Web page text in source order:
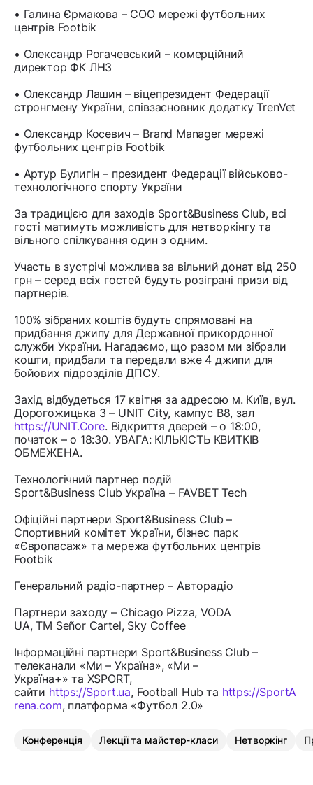
• Галина Єрмакова – COO мережі футбольних
центрів Footbik
• Олександр Рогачевський – комерційний
директор ФК ЛНЗ
• Олександр Лашин – віцепрезидент Федерації
стронгмену України, співзасновник додатку TrenVet
• Олександр Косевич – Brand Manager мережі
футбольних центрів Footbik
• Артур Булигін – президент Федерації військово-
технологічного спорту України
За традицією для заходів Sport&Business Club, всі
гості матимуть можливість для нетворкінгу та
вільного спілкування один з одним.
Участь в зустрічі можлива за вільний донат від 250
грн – серед всіх гостей будуть розіграні призи від
партнерів.
100% зібраних коштів будуть спрямовані на
придбання джипу для Державної прикордонної
служби України. Нагадаємо, що разом ми зібрали
кошти, придбали та передали вже 4 джипи для
бойових підрозділів ДПСУ.
Захід відбудеться 17 квітня за адресою м. Київ, вул.
Дорогожицька 3 – UNIT City, кампус B8, зал
https://UNIT.Core. Відкриття дверей – о 18:00,
початок – о 18:30. УВАГА: КІЛЬКІСТЬ КВИТКІВ
ОБМЕЖЕНА.
Технологічний партнер подій
Sport&Business Club Україна – FAVBET Tech
Офіційні партнери Sport&Business Club –
Спортивний комітет України, бізнес парк
«Європасаж» та мережа футбольних центрів
Footbik
Генеральний радіо-партнер – Авторадіо
Партнери заходу – Chicago Pizza, VODA
UA, ТМ Señor Cartel, Sky Coffee
Інформаційні партнери Sport&Business Club –
телеканали «Ми – Україна», «Ми –
Україна+» та XSPORT,
сайти https://Sport.ua, Football Hub та https://SportA
rena.com, платформа «Футбол 2.0»
Конференція Лекції та майстер-класи Нетворкінг